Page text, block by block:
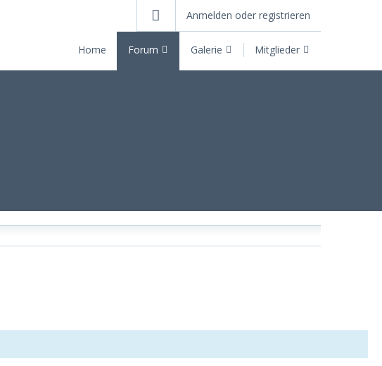
Home Forum Galerie Mitglieder
Anmelden oder registrieren